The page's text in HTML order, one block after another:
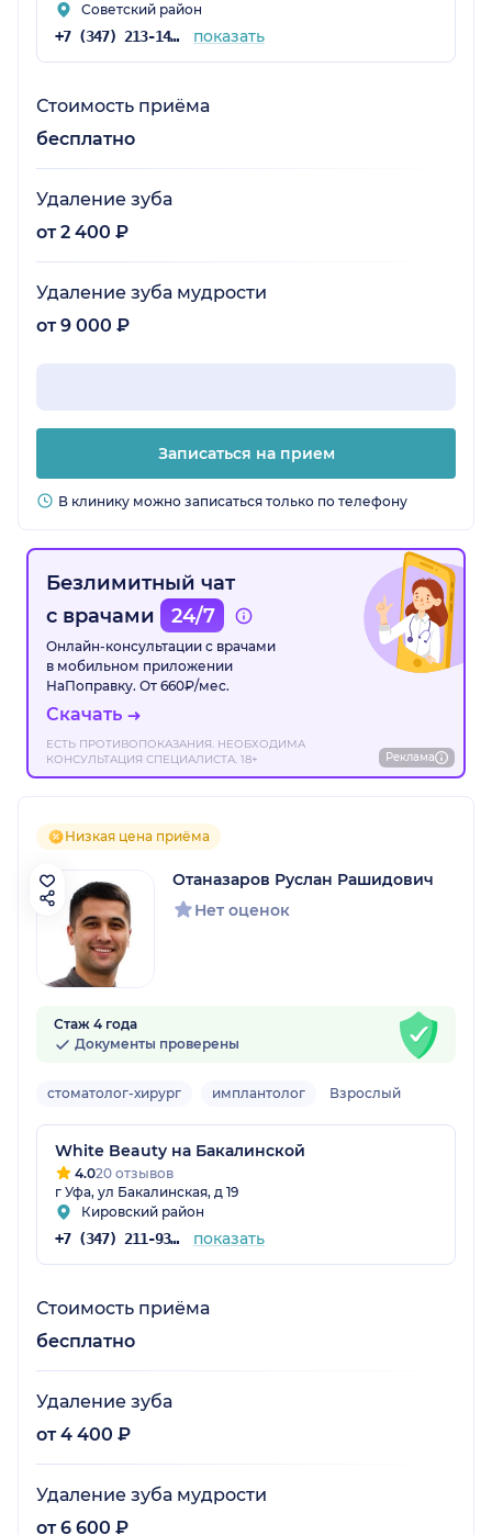
Советский район
+7 (347) 213-14-06 показать
Стоимость приёма
бесплатно
Удаление зуба
от 2 400 ₽
Удаление зуба мудрости
от 9 000 ₽
Записаться на прием
В клинику можно записаться только по телефону
Безлимитный чат
с врачами
24/7
Онлайн-консультации с врачами
в мобильном приложении
НаПоправку. От 660₽/мес.
Скачать
ЕСТЬ ПРОТИВОПОКАЗАНИЯ. НЕОБХОДИМА
КОНСУЛЬТАЦИЯ СПЕЦИАЛИСТА. 18+
Реклама
Низкая цена приёма
Отаназаров Руслан Рашидович
Нет оценок
Стаж 4 года
Документы проверены
стоматолог-хирург имплантолог Взрослый
White Beauty на Бакалинской
4.020 отзывов
г Уфа, ул Бакалинская, д 19
Кировский район
+7 (347) 211-93-68 показать
Стоимость приёма
бесплатно
Удаление зуба
от 4 400 ₽
Удаление зуба мудрости
от 6 600 ₽